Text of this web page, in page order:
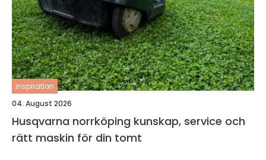
inspiration
04. August 2026
Husqvarna norrköping kunskap, service och
rätt maskin för din tomt